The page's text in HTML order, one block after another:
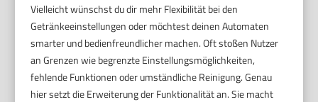
Vielleicht wünschst du dir mehr Flexibilität bei den
Getränkeeinstellungen oder möchtest deinen Automaten
smarter und bedienfreundlicher machen. Oft stoßen Nutzer
an Grenzen wie begrenzte Einstellungsmöglichkeiten,
fehlende Funktionen oder umständliche Reinigung. Genau
hier setzt die Erweiterung der Funktionalität an. Sie macht